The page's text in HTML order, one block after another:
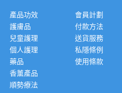
產品功效
護膚品
兒童護理
個人護理
藥品
香薰產品
順勢療法
會員計劃
付款方法
送貨服務
私隱條例
使用條款